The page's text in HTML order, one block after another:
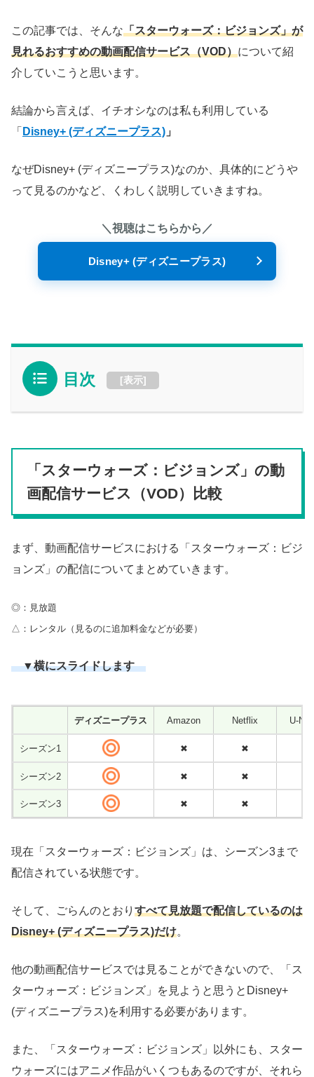
この記事では、そんな「スターウォーズ：ビジョンズ」が
見れるおすすめの動画配信サービス（VOD）について紹
介していこうと思います。
結論から言えば、イチオシなのは私も利用している
「 Disney+ (ディズニープラス) 」
なぜDisney+ (ディズニープラス)なのか、具体的にどうや
って見るのかなど、くわしく説明していきますね。
＼視聴はこちらから／
Disney+ (ディズニープラス)
目次 [表示]
「スターウォーズ：ビジョンズ」の動
画配信サービス（VOD）比較
まず、動画配信サービスにおける「スターウォーズ：ビジ
ョンズ」の配信についてまとめていきます。
◎：見放題
△：レンタル（見るのに追加料金などが必要）
▼横にスライドします
ディズニープラス Amazon Netflix U-
シーズン1 ✖ ✖
シーズン2 ✖ ✖
シーズン3 ✖ ✖
現在「スターウォーズ：ビジョンズ」は、シーズン3まで
配信されている状態です。
そして、ごらんのとおり すべて見放題で配信しているのは
Disney+ (ディズニープラス)だけ。
他の動画配信サービスでは見ることができないので、「ス
ターウォーズ：ビジョンズ」を見ようと思うとDisney+
(ディズニープラス)を利用する必要があります。
また、「スターウォーズ：ビジョンズ」以外にも、スター
ウォーズにはアニメ作品がいくつもあるのですが、それら